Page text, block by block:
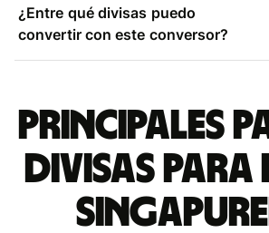
¿Entre qué divisas puedo
convertir con este conversor?
Principales
divisas